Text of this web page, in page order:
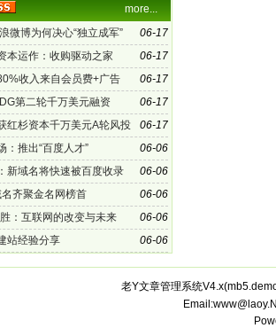
more...
06-17
微博为何决心“独立成军”
06-17
本运作：收购驱动之家
06-17
收入来自会员费+广告
06-17
第二轮千万美元融资
06-17
红杉资本千万美元A轮风投
06-06
：推出“百度人才”
06-06
新域名将快速被百度收录
06-06
齐聚金名网榜首
06-06
：互联网的改变与未来
06-06
站经验分享
老Y文章管理系统V4.x(